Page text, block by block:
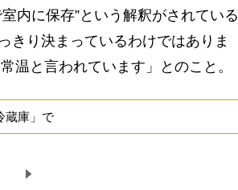
内に保存”という解釈がされている
きり決まっているわけではありま
温と言われています」とのこと。
蔵庫」で